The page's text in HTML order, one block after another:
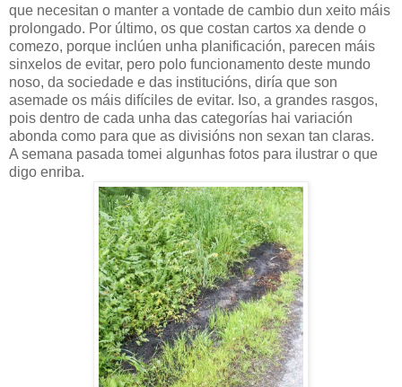
que necesitan o manter a vontade de cambio dun xeito máis
prolongado. Por último, os que costan cartos xa dende o
comezo, porque inclúen unha planificación, parecen máis
sinxelos de evitar, pero polo funcionamento deste mundo
noso, da sociedade e das institucións, diría que son
asemade os máis difíciles de evitar. Iso, a grandes rasgos,
pois dentro de cada unha das categorías hai variación
abonda como para que as divisións non sexan tan claras.
A semana pasada tomei algunhas fotos para ilustrar o que
digo enriba.